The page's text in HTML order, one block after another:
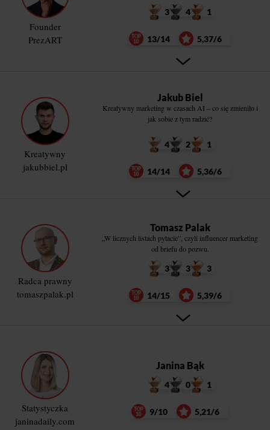
Founder
PrezART
3 4 1
13/14 5,37/6
Kreatywny
jakubbiel.pl
Jakub Biel
Kreatywny marketing w czasach AI – co się zmieniło i
jak sobie z tym radzić?
4 2 1
14/14 5,36/6
Radca prawny
tomaszpalak.pl
Tomasz Palak
„W licznych listach pytacie”, czyli influencer marketing
od briefu do pozwu.
3 3 3
14/15 5,39/6
Statystyczka
janinadaily.com
Janina Bąk
4 0 1
9/10 5,21/6